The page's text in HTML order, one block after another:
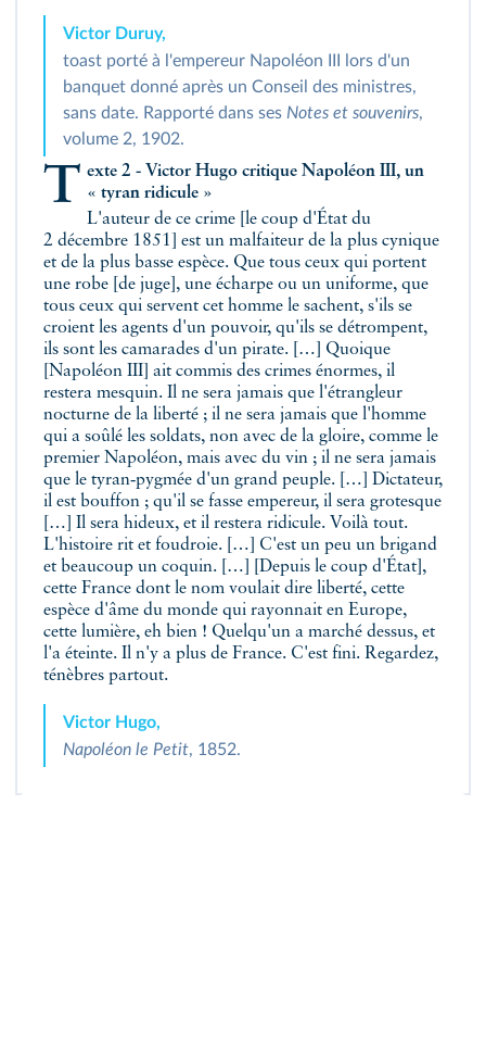
Victor Duruy,
toast porté à l'empereur Napoléon III lors d'un
banquet donné après un Conseil des ministres,
sans date. Rapporté dans ses Notes et souvenirs,
volume 2, 1902.
Texte 2 - Victor Hugo critique Napoléon III, un « tyran ridicule »
L'auteur de ce crime [le coup d'État du
2 décembre 1851] est un malfaiteur de la plus cynique
et de la plus basse espèce. Que tous ceux qui portent
une robe [de juge], une écharpe ou un uniforme, que
tous ceux qui servent cet homme le sachent, s'ils se
croient les agents d'un pouvoir, qu'ils se détrompent,
ils sont les camarades d'un pirate. […] Quoique
[Napoléon III] ait commis des crimes énormes, il
restera mesquin. Il ne sera jamais que l'étrangleur
nocturne de la liberté ; il ne sera jamais que l'homme
qui a soûlé les soldats, non avec de la gloire, comme le
premier Napoléon, mais avec du vin ; il ne sera jamais
que le tyran‑pygmée d'un grand peuple. […] Dictateur,
il est bouffon ; qu'il se fasse empereur, il sera grotesque
[…] Il sera hideux, et il restera ridicule. Voilà tout.
L'histoire rit et foudroie. […] C'est un peu un brigand
et beaucoup un coquin. […] [Depuis le coup d'État],
cette France dont le nom voulait dire liberté, cette
espèce d'âme du monde qui rayonnait en Europe,
cette lumière, eh bien ! Quelqu'un a marché dessus, et
l'a éteinte. Il n'y a plus de France. C'est fini. Regardez,
ténèbres partout.
Victor Hugo,
Napoléon le Petit, 1852.